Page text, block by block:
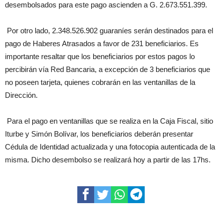
desembolsados para este pago ascienden a G. 2.673.551.399.
Por otro lado, 2.348.526.902 guaraníes serán destinados para el
pago de Haberes Atrasados a favor de 231 beneficiarios. Es
importante resaltar que los beneficiarios por estos pagos lo
percibirán vía Red Bancaria, a excepción de 3 beneficiarios que
no poseen tarjeta, quienes cobrarán en las ventanillas de la
Dirección.
Para el pago en ventanillas que se realiza en la Caja Fiscal, sitio
Iturbe y Simón Bolívar, los beneficiarios deberán presentar
Cédula de Identidad actualizada y una fotocopia autenticada de la
misma. Dicho desembolso se realizará hoy a partir de las 17hs.